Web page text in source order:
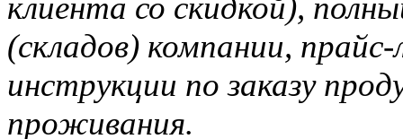
клиента со скидкой),
(складов) компании,
инструкции по заказу
проживания.